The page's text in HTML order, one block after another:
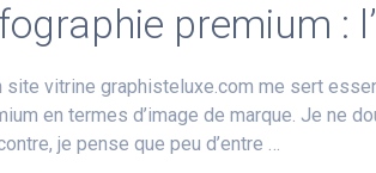
premium :
site vitrine graphisteluxe.com me sert
en termes d’image de marque. Je ne
je pense que peu d’entre …